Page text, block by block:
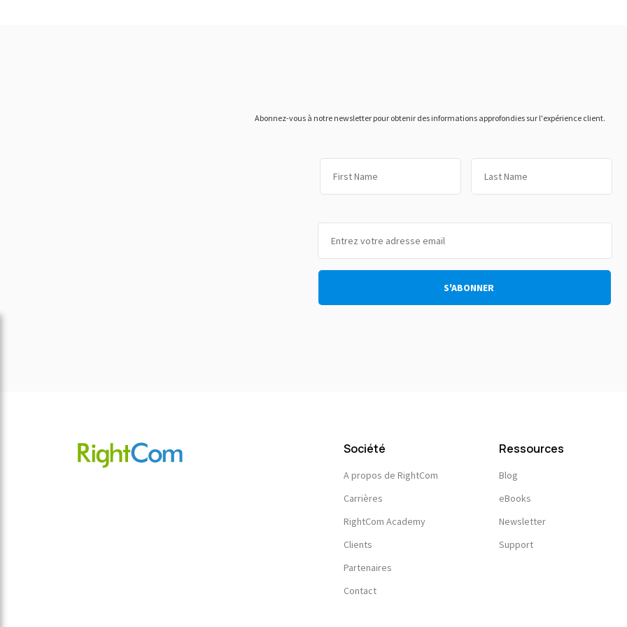
Abonnez-vous à notre newsletter pour obtenir des informations approfondies sur l'expérience client.
Prénom
Société
A propos de RightCom
Carrières
RightCom Academy
Clients
Partenaires
Contact
Ressources
Blog
eBooks
Newsletter
Support